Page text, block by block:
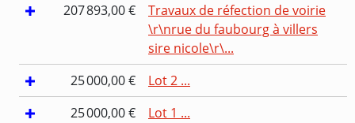
207 893,00 €
Travaux de réfection de voirie
\r\nrue du faubourg à villers
sire nicole\r\...
25 000,00 €
Lot 2 ...
25 000,00 €
Lot 1 ...